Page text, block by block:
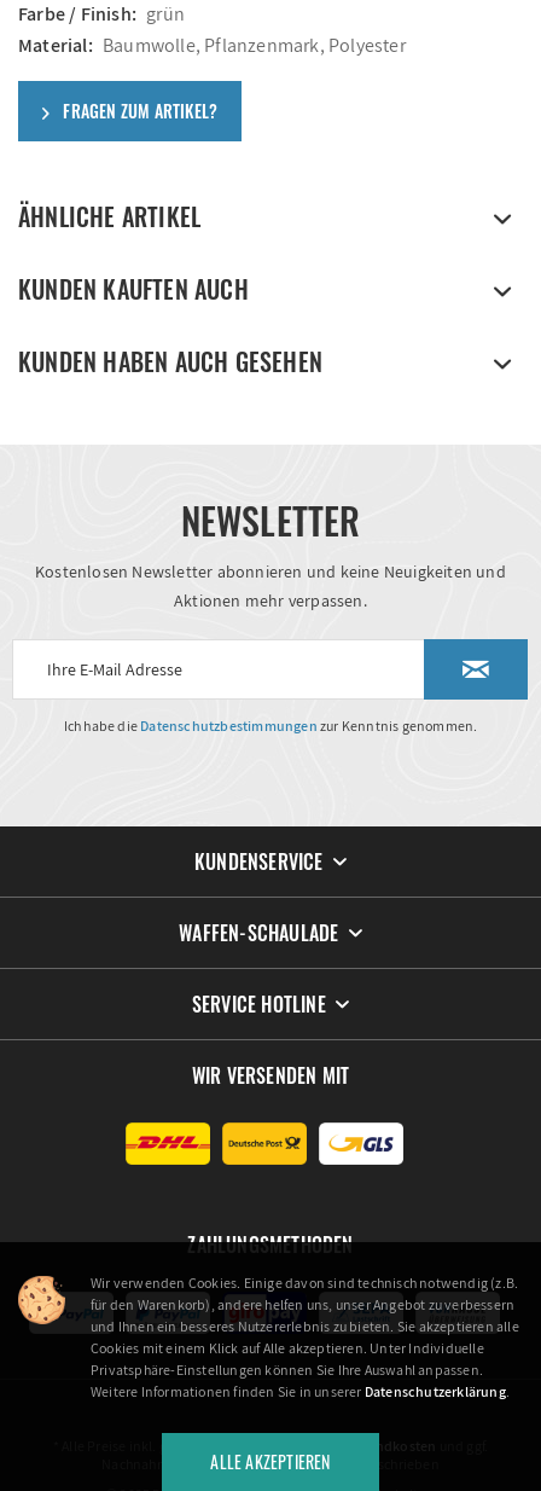
Farbe / Finish: grün
Material: Baumwolle, Pflanzenmark, Polyester
FRAGEN ZUM ARTIKEL?
ÄHNLICHE ARTIKEL
KUNDEN KAUFTEN AUCH
KUNDEN HABEN AUCH GESEHEN
NEWSLETTER
Kostenlosen Newsletter abonnieren und keine Neuigkeiten und
Aktionen mehr verpassen.
Ich habe die Datenschutzbestimmungen zur Kenntnis genommen.
KUNDENSERVICE
WAFFEN-SCHAULADE
SERVICE HOTLINE
WIR VERSENDEN MIT
ZAHLUNGSMETHODEN
Nachnahmegebühren, wenn nicht anders beschrieben
Wir verwenden Cookies. Einige davon sind technisch notwendig (z.B.
für den Warenkorb), andere helfen uns, unser Angebot zu verbessern
und Ihnen ein besseres Nutzererlebnis zu bieten. Sie akzeptieren alle
Cookies mit einem Klick auf Alle akzeptieren. Unter Individuelle
Privatsphäre-Einstellungen können Sie Ihre Auswahl anpassen.
Weitere Informationen finden Sie in unserer Datenschutzerklärung.
ALLE AKZEPTIEREN